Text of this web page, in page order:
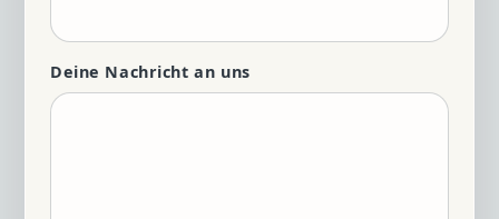
Deine Nachricht an uns